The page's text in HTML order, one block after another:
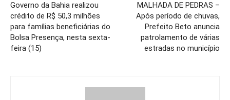
Governo da Bahia realizou
crédito de R$ 50,3 milhões
para famílias beneficiárias do
Bolsa Presença, nesta sexta-
feira (15)
MALHADA DE PEDRAS –
Após período de chuvas,
Prefeito Beto anuncia
patrolamento de várias
estradas no município